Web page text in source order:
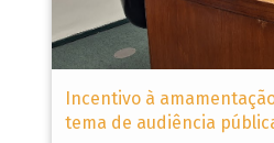
Incentivo à
tema de audiência